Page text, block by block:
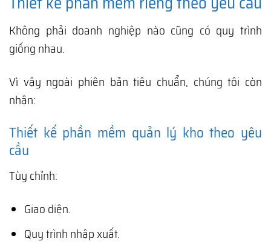
Không phải doanh nghiệp nào cũng có quy trình
giống nhau.
Vì vậy ngoài phiên bản tiêu chuẩn, chúng tôi còn
nhận:
Thiết kế phần mềm quản lý kho theo yêu
cầu
Tùy chỉnh:
Giao diện.
Quy trình nhập xuất.